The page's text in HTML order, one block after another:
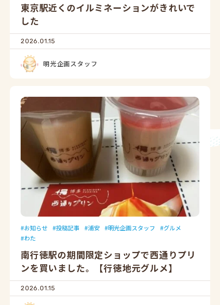
東京駅近くのイルミネーションがきれいで
した
2026.01.15
明光企画スタッフ
お知らせ 投稿記事 浦安 明光企画スタッフ
グルメ
わた
南行徳駅の期間限定ショップで西通りプリ
ンを買いました。【行徳地元グルメ】
2026.01.15